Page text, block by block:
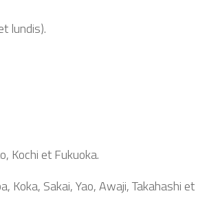
lundis).
Kochi et Fukuoka.
Koka, Sakai, Yao, Awaji, Takahashi et